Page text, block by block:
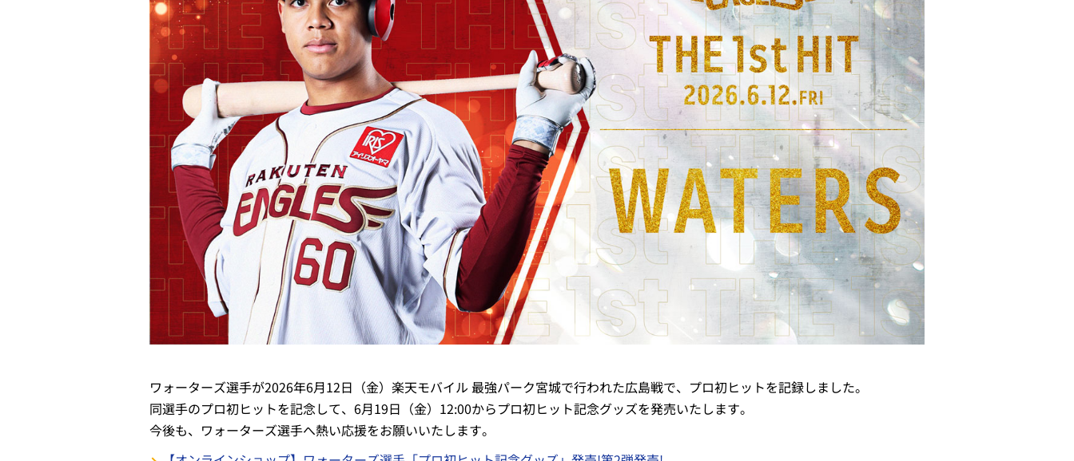
ワォーターズ選手が2026年6月12日（金）楽天モバイル 最強パーク宮城で行われた広島戦で、プロ初ヒットを記録しました。
同選手のプロ初ヒットを記念して、6月19日（金）12:00からプロ初ヒット記念グッズを発売いたします。
今後も、ワォーターズ選手へ熱い応援をお願いいたします。